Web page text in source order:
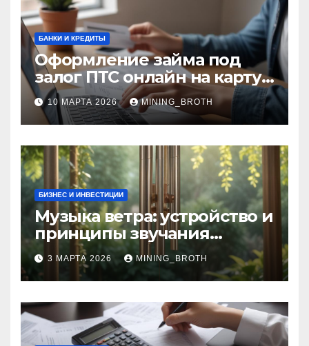
БАНКИ И КРЕДИТЫ
Оформление займа под
залог ПТС онлайн на карту
без визита в офис: порядок,
требования и документы
10 МАРТА 2026 MINING_BROTH
БИЗНЕС И ИНВЕСТИЦИИ
Музыка ветра: устройство и
принципы звучания
колокольчиков
3 МАРТА 2026 MINING_BROTH